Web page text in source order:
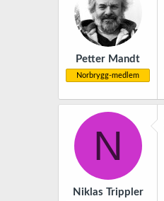
Petter Mandt
Norbrygg-medlem
N
Niklas Trippler